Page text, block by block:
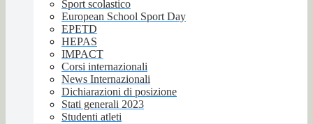
Sport scolastico
European School Sport Day
EPETD
HEPAS
IMPACT
Corsi internazionali
News Internazionali
Dichiarazioni di posizione
Stati generali 2023
Studenti atleti